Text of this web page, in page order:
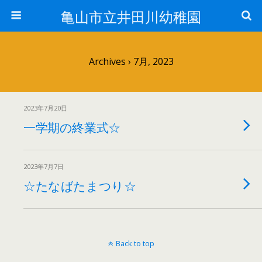
亀山市立井田川幼稚園
Archives › 7月, 2023
2023年7月20日
一学期の終業式☆
2023年7月7日
☆たなばたまつり☆
Back to top